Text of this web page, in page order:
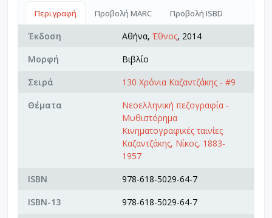
Περιγραφή Προβολή MARC Προβολή ISBD
Έκδοση Αθήνα, Έθνος, 2014
Μορφή
Βιβλίο
Σειρά
130 Χρόνια Καζαντζάκης - #9
Θέματα
Νεοελληνική πεζογραφία -
Μυθιστόρημα
Κινηματογραφικές ταινίες
Καζαντζάκης, Νίκος, 1883-
1957
ISBN
978-618-5029-64-7
ISBN-13
978-618-5029-64-7